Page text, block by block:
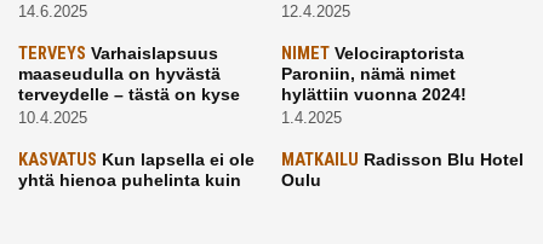
14.6.2025 12.4.2025
TERVEYS Varhaislapsuus
maaseudulla on hyvästä
terveydelle – tästä on kyse
10.4.2025
NIMETVelociraptorista
Paroniin, nämä nimet
hylättiin vuonna 2024!
1.4.2025
KASVATUS Kun lapsella ei ole
yhtä hienoa puhelinta kuin
MATKAILU Radisson Blu Hotel
Oulu